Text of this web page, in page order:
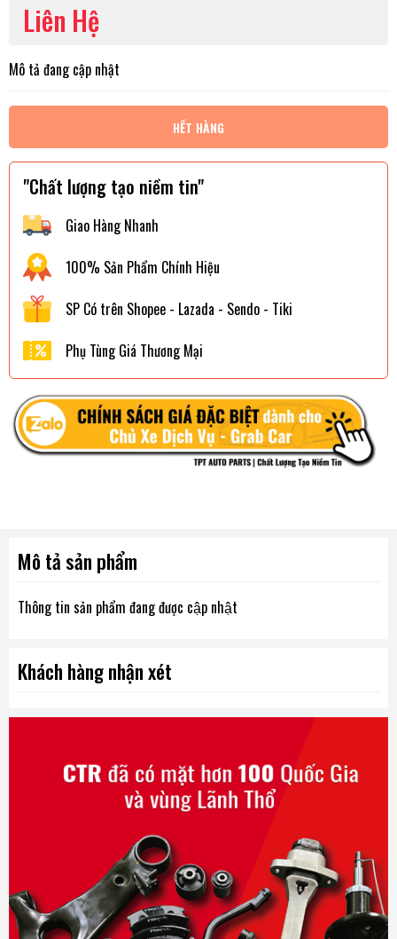
Liên Hệ
Mô tả đang cập nhật
HẾT HÀNG
"Chất lượng tạo niềm tin"
Giao Hàng Nhanh
100% Sản Phẩm Chính Hiệu
SP Có trên Shopee - Lazada - Sendo - Tiki
Phụ Tùng Giá Thương Mại
Mô tả sản phẩm
Thông tin sản phẩm đang được cập nhật
Khách hàng nhận xét